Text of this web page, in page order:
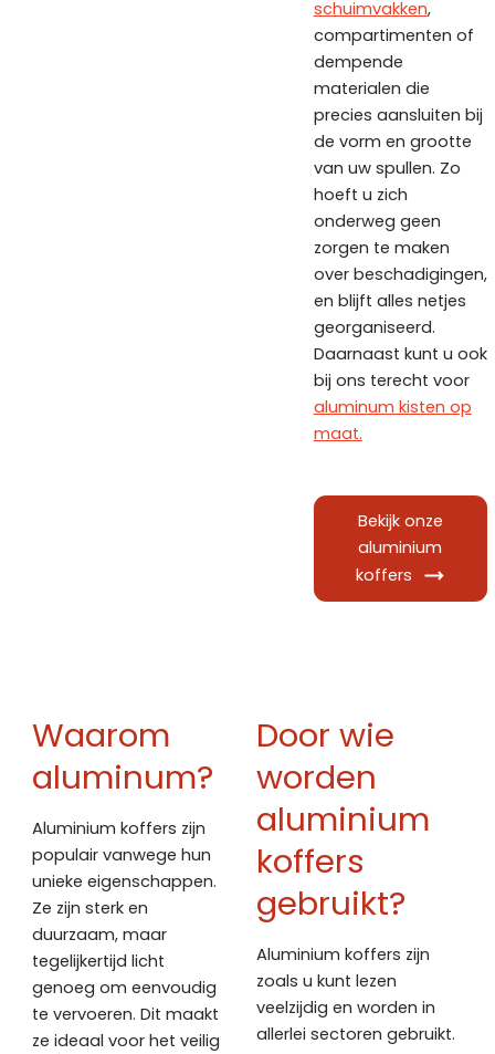
schuimvakken,
compartimenten of
dempende
materialen die
precies aansluiten bij
de vorm en grootte
van uw spullen. Zo
hoeft u zich
onderweg geen
zorgen te maken
over beschadigingen,
en blijft alles netjes
georganiseerd.
Daarnaast kunt u ook
bij ons terecht voor
aluminum kisten op
maat.
Bekijk onze
aluminium
koffers
Waarom
aluminum?
Aluminium koffers zijn
populair vanwege hun
unieke eigenschappen.
Ze zijn sterk en
duurzaam, maar
tegelijkertijd licht
genoeg om eenvoudig
te vervoeren. Dit maakt
ze ideaal voor het veilig
Door wie
worden
aluminium
koffers
gebruikt?
Aluminium koffers zijn
zoals u kunt lezen
veelzijdig en worden in
allerlei sectoren gebruikt.